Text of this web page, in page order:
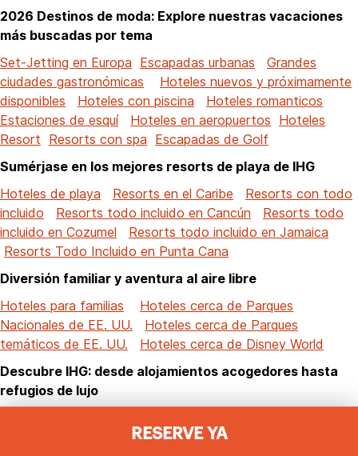
RESERVE YA
2026 Destinos de moda: Explore nuestras vacaciones
más buscadas por tema
Set-Jetting en Europa Escapadas urbanas
Grandes
ciudades gastronómicas
Hoteles nuevos y próximamente
disponibles
Hoteles con piscina
Hoteles romanticos
Estaciones de esquí
Hoteles en aeropuertos Hoteles
Resort Resorts con spa Escapadas de Golf
Sumérjase en los mejores resorts de playa de IHG
Hoteles de playa
Resorts en el Caribe
Resorts con todo
incluido
Resorts todo incluido en Cancún
Resorts todo
incluido en Cozumel
Resorts todo incluido en Jamaica
Resorts Todo Incluido en Punta Cana
Diversión familiar y aventura al aire libre
Hoteles para familias
Hoteles cerca de Parques
Nacionales de EE. UU.
Hoteles cerca de Parques
temáticos de EE. UU.
Hoteles cerca de Disney World
Descubre IHG: desde alojamientos acogedores hasta
refugios de lujo
Hoteles que aceptan mascotas